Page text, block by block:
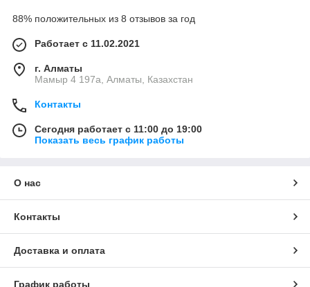
88% положительных из 8 отзывов за год
Работает с 11.02.2021
г. Алматы
Мамыр 4 197а, Алматы, Казахстан
Контакты
Сегодня работает с 11:00 до 19:00
Показать весь график работы
О нас
Контакты
Доставка и оплата
График работы